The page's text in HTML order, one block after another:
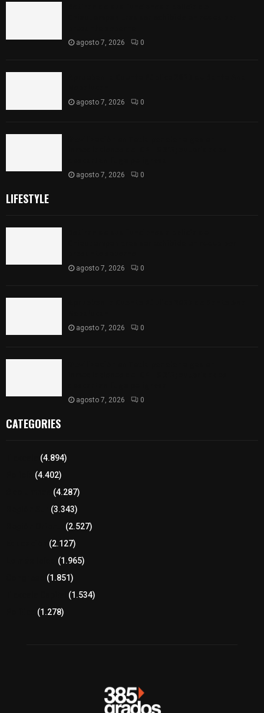
agosto 7, 2026 0
agosto 7, 2026 0
agosto 7, 2026 0
LIFESTYLE
agosto 7, 2026 0
agosto 7, 2026 0
agosto 7, 2026 0
CATEGORIES
(4.894)
(4.402)
(4.287)
(3.343)
(2.527)
(2.127)
(1.965)
(1.851)
(1.534)
(1.278)